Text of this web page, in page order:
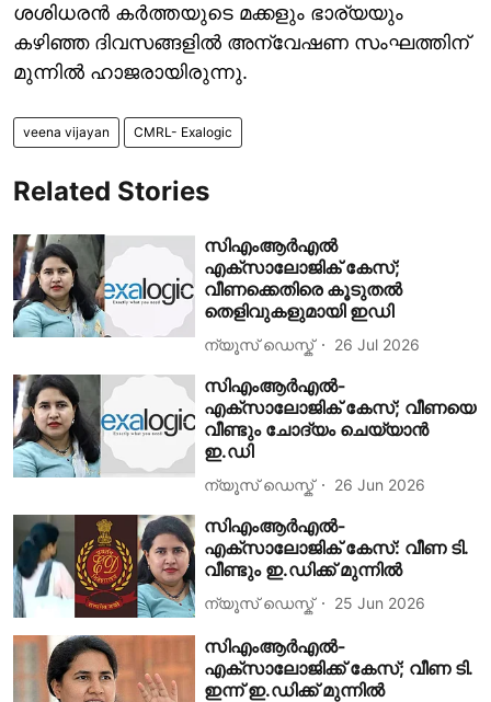
ശശിധരൻ കർത്തയുടെ മക്കളും ഭാര്യയും
കഴിഞ്ഞ ദിവസങ്ങളിൽ അന്വേഷണ സംഘത്തിന്
മുന്നിൽ ഹാജരായിരുന്നു.
veena vijayan CMRL- Exalogic
Related Stories
സിഎംആർഎൽ
എക്‌സാലോജിക് കേസ്;
വീണക്കെതിരെ കൂടുതൽ
തെളിവുകളുമായി ഇഡി
ന്യൂസ് ഡെസ്ക് 26 Jul 2026
സിഎംആർഎൽ-
എക്സാലോജിക് കേസ്; വീണയെ
വീണ്ടും ചോദ്യം ചെയ്യാൻ
ഇ.ഡി
ന്യൂസ് ഡെസ്ക് 26 Jun 2026
സിഎംആർഎൽ-
എക്സാലോജിക് കേസ്: വീണ ടി.
വീണ്ടും ഇ.ഡിക്ക് മുന്നിൽ
ന്യൂസ് ഡെസ്ക് 25 Jun 2026
സിഎംആർഎൽ-
എക്സാലോജിക്ക് കേസ്; വീണ ടി.
ഇന്ന് ഇ.ഡിക്ക് മുന്നിൽ